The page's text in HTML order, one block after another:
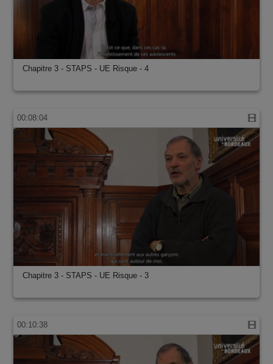
Chapitre 3 - STAPS - UE Risque - 4
00:08:04
Chapitre 3 - STAPS - UE Risque - 3
00:10:38